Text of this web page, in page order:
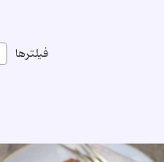
فیلترها